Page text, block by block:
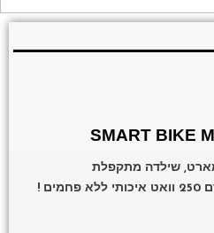
שילדה מתקפלת
!